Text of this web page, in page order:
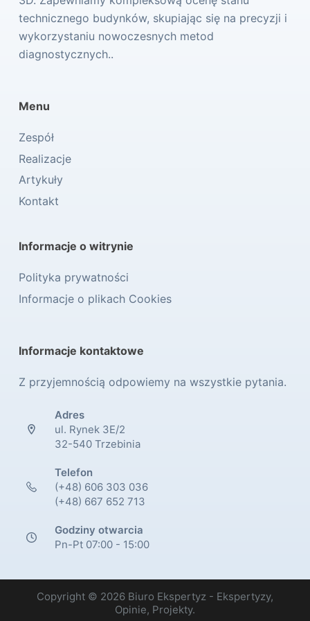
technicznego budynków, skupiając się na precyzji i
wykorzystaniu nowoczesnych metod
diagnostycznych..
Menu
Zespół
Realizacje
Artykuły
Kontakt
Informacje o witrynie
Polityka prywatności
Informacje o plikach Cookies
Informacje kontaktowe
Z przyjemnością odpowiemy na wszystkie pytania.
Adres
ul. Rynek 3E/2
32-540 Trzebinia
Telefon
(+48) 606 303 036
(+48) 667 652 713
Godziny otwarcia
Pn-Pt 07:00 - 15:00
Copyright © 2026 Biuro Ekspertyz - Ekspertyzy,
Opinie, Projekty.